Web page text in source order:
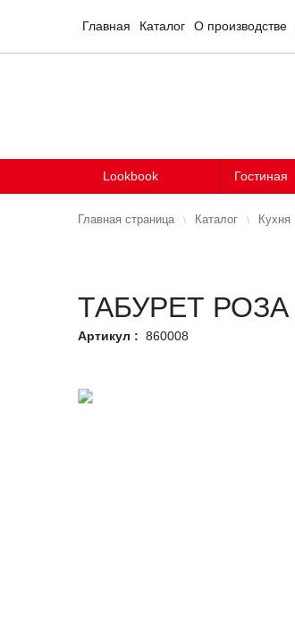
Главная Каталог О производстве
Lookbook Гостиная
Главная страница Каталог Кухня
ТАБУРЕТ РОЗА
Артикул : 860008